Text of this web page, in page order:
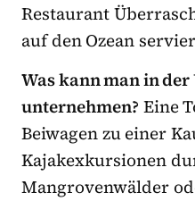
Restaurant
auf den Ozean
Was kann man in
unternehmen? Eine
Beiwagen zu einer
Kajakexkursionen
Mangrovenwälder